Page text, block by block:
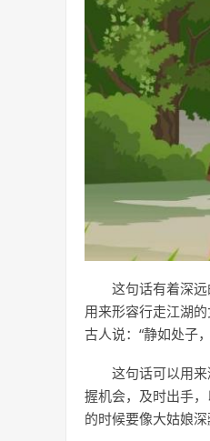
这句话有着深
用来形容行走江湖
古人说：“静如处子
这句话可以用
握机会，及时出手
的时候要像大姑娘